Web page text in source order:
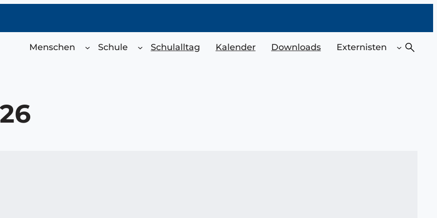
Menschen Schule Schulalltag Kalender Downloads Externisten Suchen